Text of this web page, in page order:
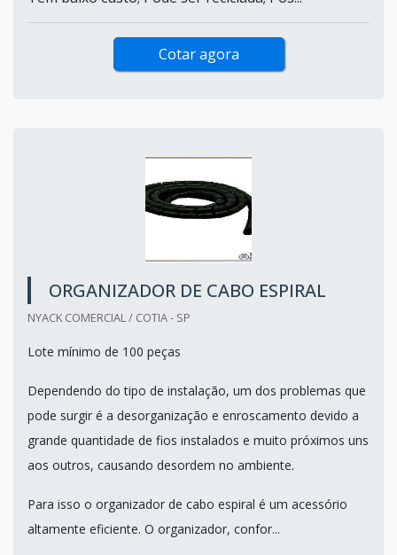
Cotar agora
ORGANIZADOR DE CABO ESPIRAL
NYACK COMERCIAL / COTIA - SP
Lote mínimo de 100 peças
Dependendo do tipo de instalação, um dos problemas que
pode surgir é a desorganização e enroscamento devido a
grande quantidade de fios instalados e muito próximos uns
aos outros, causando desordem no ambiente.
Para isso o organizador de cabo espiral é um acessório
altamente eficiente. O organizador, confor...